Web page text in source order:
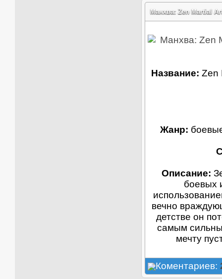
Манхва: Zen Martial
Название: Zen
Жанр:
Описание:
боевых
вечно
детстве он
самым
мечту
Коментариев: